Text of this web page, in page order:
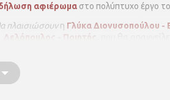
αφιέρωμα στο πολύπτυχο έργο
πλαισιώσουνη Γλύκα Διονυσοπούλου -
Δελόπουλος - Ποιητής,
8 Ιουνίου